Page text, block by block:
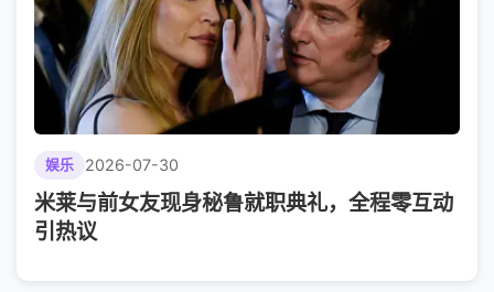
娱乐 2026-07-30
米莱与前女友现身秘鲁就职典礼，全程零互动
引热议